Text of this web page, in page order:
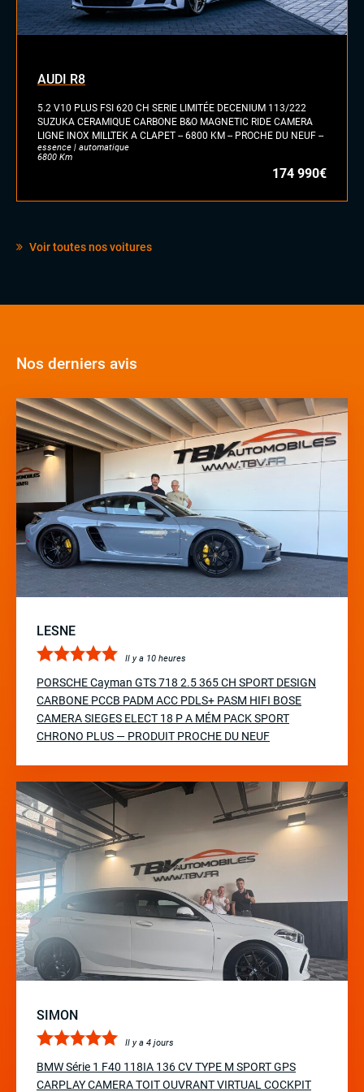
Eclairage d'ambiance
Rétroviseurs électriques
Volant cuir
AUDI R8
5.2 V10 PLUS FSI 620 CH SERIE LIMITÉE DECENIUM 113/222
SUZUKA CERAMIQUE CARBONE B&O MAGNETIC RIDE CAMERA
LIGNE INOX MILLTEK A CLAPET -- 6800 KM -- PROCHE DU NEUF --
essence | automatique
6800 Km
174 990€
Voir toutes nos voitures
Nos derniers avis
LESNE
Il y a 10 heures
PORSCHE Cayman GTS 718 2.5 365 CH SPORT DESIGN
CARBONE PCCB PADM ACC PDLS+ PASM HIFI BOSE
CAMERA SIEGES ELECT 18 P A MÉM PACK SPORT
CHRONO PLUS — PRODUIT PROCHE DU NEUF
SIMON
Il y a 4 jours
BMW Série 1 F40 118IA 136 CV TYPE M SPORT GPS
CARPLAY CAMERA TOIT OUVRANT VIRTUAL COCKPIT